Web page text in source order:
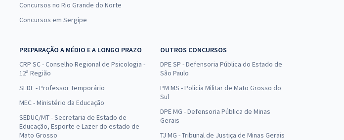
Concursos no Rio Grande do Norte
Concursos em Sergipe
PREPARAÇÃO A MÉDIO E A LONGO PRAZO
CRP SC - Conselho Regional de Psicologia -
12ª Região
SEDF - Professor Temporário
MEC - Ministério da Educação
SEDUC/MT - Secretaria de Estado de
Educação, Esporte e Lazer do estado de
Mato Grosso
OUTROS CONCURSOS
DPE SP - Defensoria Pública do Estado de
São Paulo
PM MS - Polícia Militar de Mato Grosso do
Sul
DPE MG - Defensoria Pública de Minas
Gerais
TJ MG - Tribunal de Justiça de Minas Gerais